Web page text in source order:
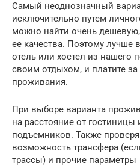
Самый неоднозначный
исключительно путем
можно найти очень дешевую,
ее качества. Поэтому лучше
отель или хостел из нашего
своим отдыхом, и платите
проживания.
При выборе варианта
на расстояние от гостиницы
подъемников. Также
возможность трансфера
трассы) и прочие параметры